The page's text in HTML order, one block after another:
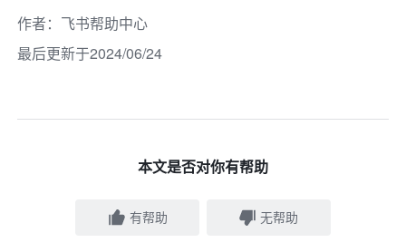
作者： 飞书帮助中心
最后更新于2024/06/24
本文是否对你有帮助
有帮助 无帮助